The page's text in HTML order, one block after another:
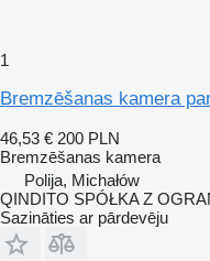
1
Bremzēšanas kamera
46,53 € 200 PLN
Bremzēšanas kamera
Polija, Michałów
QINDITO SPÓŁKA Z
Sazināties ar pārdevēju